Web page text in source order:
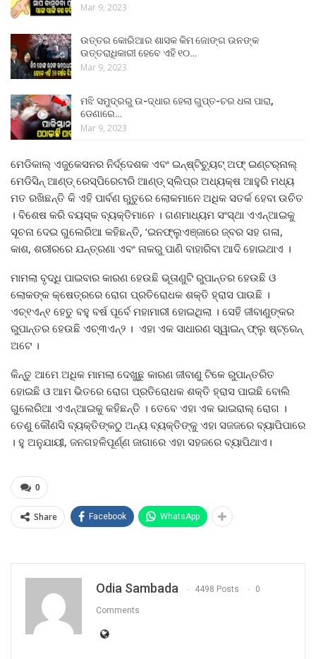
Mar 9, 2023
ଉତ୍ତର କୋରିଆର ଶାସକ କିମ ଜୋଙ୍ଗ ଉନଙ୍କ
ଉତ୍ତରାଧିକାରୀ ହେବେ ଏହି ୧୦…
Mar 9, 2023
ମଝି ସମୁଦ୍ରରୁ ଉ-ଦ୍ଧାର ହେଲା ଗୁପ୍ତ-ଚର ଧଳା ପାରା,
ଡେଣାରେ…
Mar 9, 2023
ମେଡିକାଲ୍‌ ଏଜୁକେସନର ନିର୍ଦ୍ଦେଶକ ଏବଂ ଇନ୍‌ଷ୍ଟିଚ୍ୟୁଟ୍‌ ଅଫ୍‌ ଇଣ୍ଟର୍‌ନାଲ୍‌
ମେଡିସିନ୍‌ ଆଣ୍ଡ୍‌ ରେସ୍‌ପିରେଟାରି ଆଣ୍ଡ୍‌ ସ୍ଲିପ୍‌ର ଅଧ୍ୟକ୍ଷ ଆହୁରି ମଧ୍ୟ
ମତ ରଖିଛନ୍ତି କି ଏହି ପାର୍ବଣ ଋୁତୁରେ ଲୋକମାନେ ଅଧିକ ସତର୍କ ହେବା ଉଚିତ
। ବିଶେଷ କରି ବୟସ୍କ ବ୍ୟକ୍ତିମାନେ । ଗଣମାଧ୍ୟମ ସଂସ୍ଥା ଏଏନ୍‌ଆଇକୁ
ସୂଚନା ଦେଇ ଗୁଲେରିଆ କହିଛନ୍ତି, ‘ଇନଫ୍ଲୁଏଞ୍ଜାରେ ଜ୍ବର ସହ ଗଳା,
କାଶ, ଶରୀରରେ ଯନ୍ତ୍ରଣା ଏବଂ ନାକରୁ ପାଣି ବାହାରିବା ଆଦି ହୋଇଥାଏ ।
ମାମଲା ବୃଦ୍ଧି ପାଇବାର କାରଣ ହେଉଛି ଭୂତାଣୁଟି ରୁପାନ୍ତର ହେଉଛି ଓ
ଲୋକଙ୍କ କ୍ଷେତ୍ରରେ ରୋଗ ପ୍ରତିରୋଧକ ଶକ୍ତି ହ୍ରାସ ପାଉଛି ।
ଏଚ୍‌୧ଏନ୍‌୧ ହେତୁ ବହୁ ବର୍ଷ ପୂର୍ବେ ମହାମାରୀ ହୋଇଥିଲା । ସେହି ଜୀବାଣୁଙ୍କର
ରୁପାନ୍ତର ହେଉଛି ଏଚ୍‌୩ଏନ୍‌୨ । ଏହା ଏକ ସାଧାରଣ ସ୍ୱାଇନ୍ ଫ୍ଲୁ ଷ୍ଟ୍ରେନ୍
ଅଟେ ।
କିନ୍ତୁ ଆମେ ଅଧିକ ମାମଲା ଦେଖୁଛୁ କାରଣ ଜୀବାଣୁ ଟିକେ ରୁପାନ୍ତରିତ
ହୋଇଛି ଓ ଆମ ଭିତରେ ରୋଗ ପ୍ରତିରୋଧକ ଶକ୍ତି ହ୍ରାସ ପାଇଛି ବୋଲି
ଗୁଲେରିଆ ଏଏନ୍ଆଇକୁ କହିଛନ୍ତି । ତେବେ ଏହା ଏକ ଭାଇରାଲ୍ ରୋଗ ।
ତେଣୁ କୌଣସି ବ୍ୟକ୍ତିଙ୍କଠୁ ଅନ୍ୟ ବ୍ୟକ୍ତିଙ୍କୁ ଏହା ସଜଜରେ ବ୍ୟାପିପାରେ
। ହୁ ଅନୁଯାୟୀ, ଜନଗହଳିପୂର୍ଣ୍ଣ ଜାଗାରେ ଏହା ସହଜରେ ବ୍ୟାପିଥାଏ।
0
Share Facebook WhatsApp
Odia Sambada 4498 Posts 0
Comments